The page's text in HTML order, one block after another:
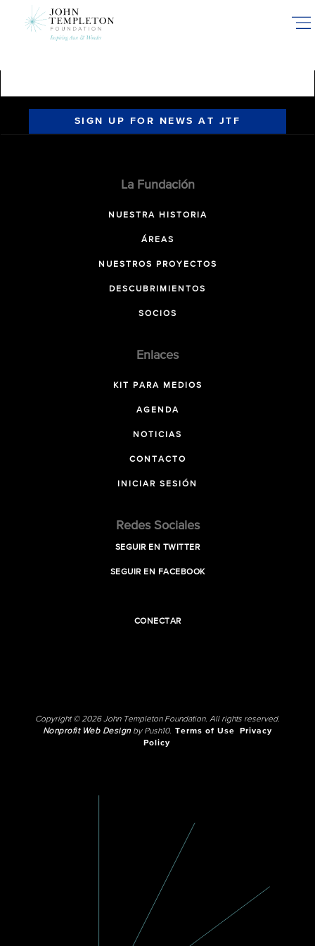
SIGN UP FOR NEWS AT JTF
La Fundación
NUESTRA HISTORIA
ÁREAS
NUESTROS PROYECTOS
DESCUBRIMIENTOS
SOCIOS
Enlaces
KIT PARA MEDIOS
AGENDA
NOTICIAS
CONTACTO
INICIAR SESIÓN
Redes Sociales
SEGUIR EN TWITTER
SEGUIR EN FACEBOOK
CONECTAR
Copyright © 2026 John Templeton Foundation. All rights reserved.
Nonprofit Web Designby Push10. Terms of Use
Privacy
Policy